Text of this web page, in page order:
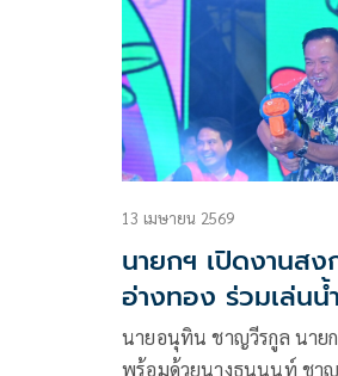
13 เมษายน 2569
นายกฯ เปิดงานส
อ่างทอง ร่วมเล่นน้
เต็มที่
นายอนุทิน ชาญวีรกูล นาย
พร้อมด้วยนางธนนนท์ ชา